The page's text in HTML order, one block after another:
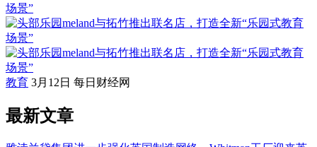
教育 3月12日 每日财经网
最新文章